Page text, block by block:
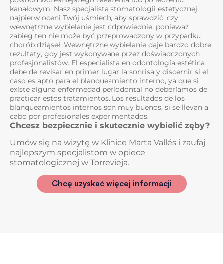
kanałowym. Nasz specjalista stomatologii estetycznej
najpierw oceni Twój uśmiech, aby sprawdzić, czy
wewnętrzne wybielanie jest odpowiednie, ponieważ
zabieg ten nie może być przeprowadzony w przypadku
chorób dziąseł. Wewnętrzne wybielanie daje bardzo dobre
rezultaty, gdy jest wykonywane przez doświadczonych
profesjonalistów. El especialista en odontología estética
debe de revisar en primer lugar la sonrisa y discernir si el
caso es apto para el blanqueamiento interno, ya que si
existe alguna enfermedad periodontal no deberíamos de
practicar estos tratamientos. Los resultados de los
blanqueamientos internos son muy buenos, si se llevan a
cabo por profesionales experimentados.
Chcesz bezpiecznie i skutecznie wybielić zęby?
Umów się na wizytę w Klinice Marta Vallés i zaufaj
najlepszym specjalistom w opiece
stomatologicznej w Torrevieja.
Chcę uzyskać więcej informacji